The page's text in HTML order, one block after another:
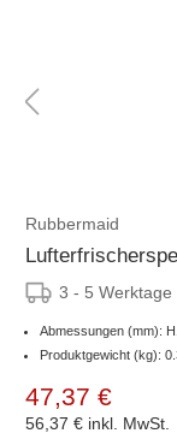
Rubbermaid
3 - 5 Werktage
Abmessungen (mm):
Produktgewicht (kg):
47,37 €
56,37 € inkl. MwSt.